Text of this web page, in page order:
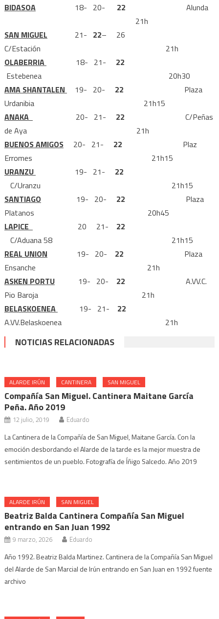
BIDASOA18- 20- 22 Alunda
21h
SAN MIGUEL 21- 22– 26
C/Estación 21h
OLABERRIA
18- 21- 22
Estebenea 20h30
AMA SHANTALEN
19- 20- 22 Plaza
Urdanibia 21h15
ANAKA
20- 21- 22
C/Peñas
de Aya 21h
BUENOS AMIGOS20- 21- 22 Plaz
Erromes 21h15
URANZU
19- 21- 22
C/Uranzu 21h15
SANTIAGO 19- 20- 22
Plaza
Platanos 20h45
LAPICE
20 21- 22
C/Aduana 58 21h15
REAL UNION 19- 20- 22
Plaza
Ensanche 21h
ASKEN PORTU19- 20- 22
A.VV.C.
Pio Baroja 21h
BELASKOENEA
19- 21- 22
A.VV.Belaskoenea 21h
NOTICIAS RELACIONADAS
ALARDE IRÚN CANTINERA SAN MIGUEL
Compañía San Miguel. Cantinera Maitane García
Peña. Año 2019
12 julio, 2019 Eduardo
La Cantinera de la Compañía de San Miguel, Maitane García. Con la
emoción desbordando el Alarde de la tarde es la mejor muestra de
sentimientos de un pueblo. Fotografía de Íñigo Salcedo. Año 2019
ALARDE IRÚN SAN MIGUEL
Beatriz Balda Cantinera Compañía San Miguel
entrando en San Juan 1992
9 marzo, 2026 Eduardo
Año 1992. Beatriz Balda Martinez. Cantinera de la Compañía San Miguel
del Alarde de San Marcial de Irún entrando en San Juan en 1992 fuente
archivo